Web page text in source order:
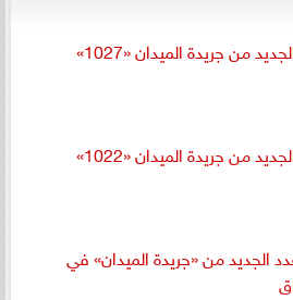
من جريدة الميدان «1027»
من جريدة الميدان «1022»
الجديد من «جريدة الميدان» في